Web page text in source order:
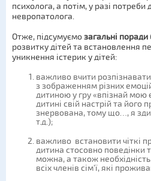
психолога, а потім, у разі потреби
невропатолога.
Отже, підсумуємозагальні поради
розвитку дітей та встановлення
уникнення істерик у дітей:
важливо вчити
з зображенням різних
дитиною у гру «впізнай
дитині свій настрій та його
знервована, тому що…, я
т.д.);
важливо встановити чіткі
дитина стосовно поведінки
можна, а також
всіх членів сім’ї, які